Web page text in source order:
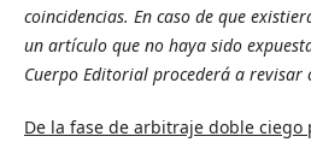
coincidencias. En caso de que
un artículo que no haya sido
Cuerpo Editorial procederá a revisar
De la fase de arbitraje doble ciego